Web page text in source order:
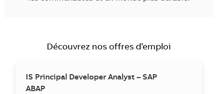
Découvrez nos offres d’emploi
IS Principal Developer Analyst – SAP
ABAP